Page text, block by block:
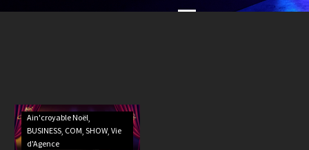
Ain'croyable Noël
BUSINESS COM SHOW Vie
d'Agence